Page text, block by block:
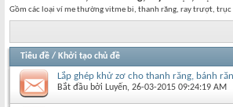
Gồm các loại ví me thường vitme bi, thanh răng, ray trượt,
Tiêu đề / Khởi tạo chủ đề
Lắp ghép khử zơ cho thanh răng, bánh
Bắt đầu bởi Luyến‎, 26-03-2015 09:24:19 AM